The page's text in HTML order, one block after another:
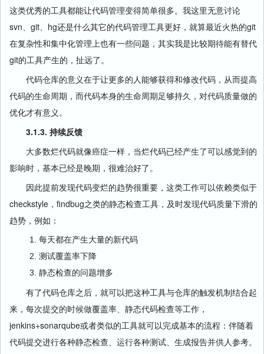
这类优秀的工具都能让代码管理变得简单很多。我这里无意讨论
svn、git、hg还是什么其它的代码管理工具更好，就算最近火热的git
在复杂性和集中化管理上也有一些问题，其实我是比较期待能有替代
git的工具产生的，扯远了。
代码仓库的意义在于让更多的人能够获得和修改代码，从而提高
代码的生命周期，而代码本身的生命周期足够持久，对代码质量做的
优化才有意义。
3.1.3. 持续反馈
大多数烂代码就像癌症一样，当烂代码已经产生了可以感觉到的
影响时，基本已经是晚期，很难治好了。
因此提前发现代码变烂的趋势很重要，这类工作可以依赖类似于
checkstyle，findbug之类的静态检查工具，及时发现代码质量下滑的
趋势，例如：
每天都在产生大量的新代码
测试覆盖率下降
静态检查的问题增多
有了代码仓库之后，就可以把这种工具与仓库的触发机制结合起
来，每次提交的时候做覆盖率、静态代码检查等工作，
jenkins+sonarqube或者类似的工具就可以完成基本的流程：伴随着
代码提交进行各种静态检查、运行各种测试、生成报告并供人参考。